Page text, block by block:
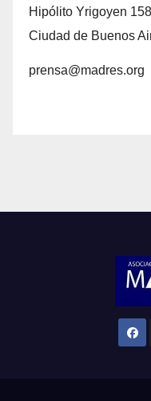
Hipólito Yrigoyen
Ciudad de Buenos
prensa@madres.org